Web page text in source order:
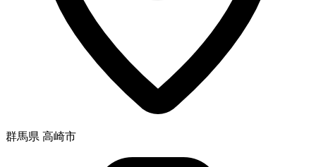
群馬県 高崎市